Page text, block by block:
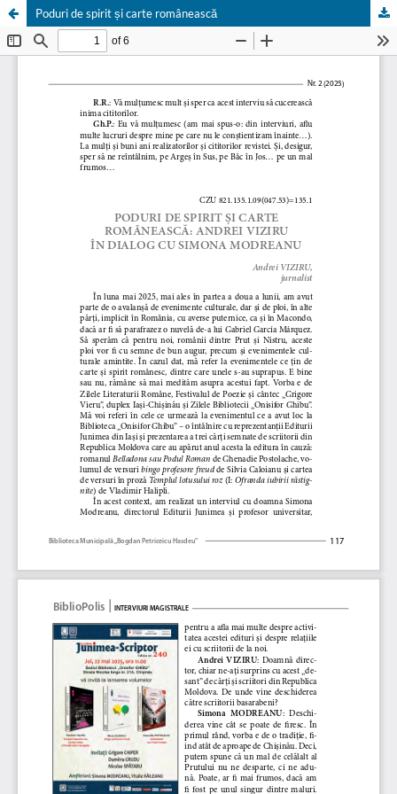
Poduri de spirit și carte românească